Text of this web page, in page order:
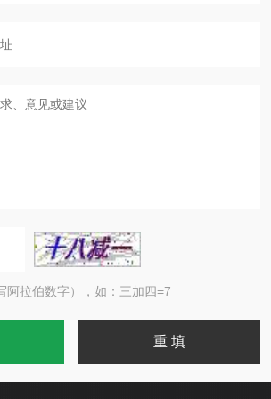
阿拉伯数字），如：三加四=7